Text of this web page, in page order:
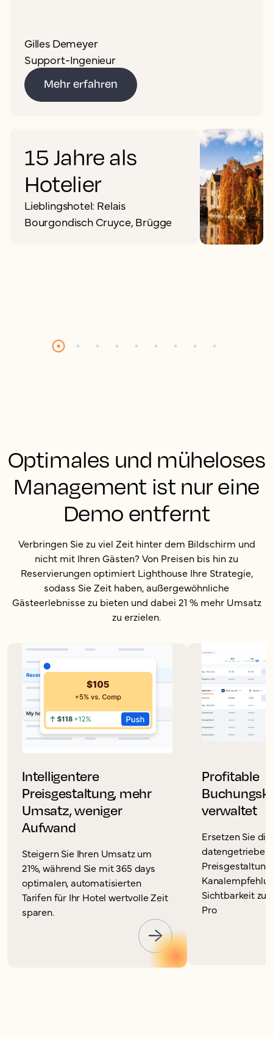
Gilles Demeyer
Support-Ingenieur
Mehr erfahren
15 Jahre als
Hotelier
Lieblingshotel: Relais
Bourgondisch Cruyce, Brügge
Optimales und müheloses
Management ist nur eine
Demo entfernt
Verbringen Sie zu viel Zeit hinter dem Bildschirm und
nicht mit Ihren Gästen? Von Preisen bis hin zu
Reservierungen optimiert Lighthouse Ihre Strategie,
sodass Sie Zeit haben, außergewöhnliche
Gästeerlebnisse zu bieten und dabei 21 % mehr Umsatz
zu erzielen.
Intelligentere
Preisgestaltung, mehr
Umsatz, weniger
Aufwand
Steigern Sie Ihren Umsatz um
21%, während Sie mit 365 days
optimalen, automatisierten
Tarifen für Ihr Hotel wertvolle Zeit
sparen.
Profitable
verwaltet
Ersetzen Sie
Sichtbarkeit zu
Pro